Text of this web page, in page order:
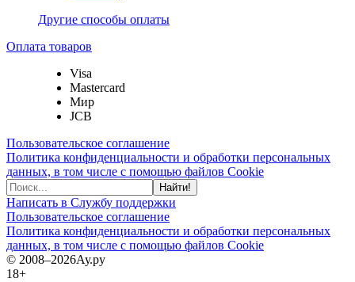
Другие способы оплаты
Оплата товаров
Visa
Mastercard
Мир
JCB
Пользовательское соглашение
Политика конфиденциальности и обработки персональных
данных, в том числе с помощью файлов Cookie
Найти!
Написать в Службу поддержки
Пользовательское соглашение
Политика конфиденциальности и обработки персональных
данных, в том числе с помощью файлов Cookie
© 2008–2026Ау.ру
18+